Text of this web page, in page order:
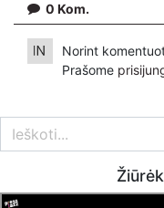
Bankas MONESE,
0 Kom.
Norint
Prašome